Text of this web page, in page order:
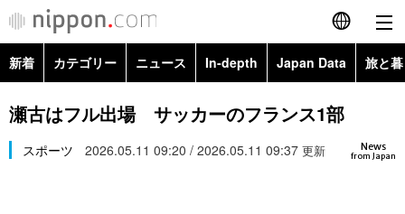
English
简体字
繁體字
新着 カテゴリー ニュース In-depth Japan Data 旅と
政治・外交
経済・ビジネス
Topics
Images
瀬古はフル出場 サッカーのフランス1部
News
from Japan
スポーツ 2026.05.11 09:20 / 2026.05.11 09:37 更新